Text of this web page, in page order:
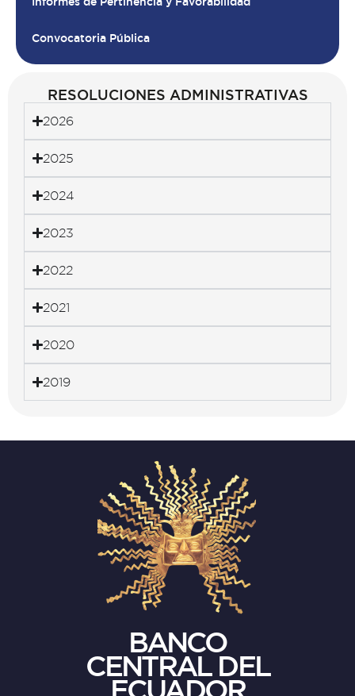
Convocatoria Pública
RESOLUCIONES ADMINISTRATIVAS
2026
2025
2024
2023
2022
2021
2020
2019
BANCO
CENTRAL DEL